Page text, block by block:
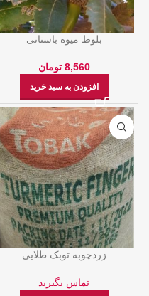
بلوط میوه باستانی
8,560 تومان
افزودن به سبد خرید
زردچوبه توبک طلایی
تماس بگیرید